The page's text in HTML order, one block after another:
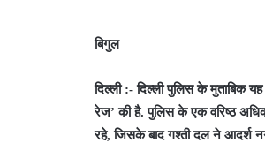
बिगुल
दिल्ली :- दिल्ली पुलिस के मुताबिक
रेज’ की है. पुलिस के एक वरिष्ठ
रहे, जिसके बाद गश्ती दल ने आदर्श